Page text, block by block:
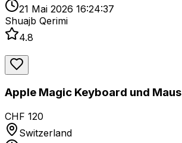
21 Mai 2026 16:24:37
Shuajb Qerimi
4.8
Apple Magic Keyboard und Maus
CHF 120
Switzerland